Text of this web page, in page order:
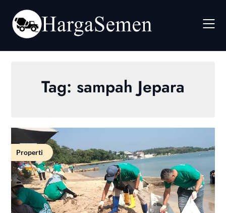
content
Tag: sampah Jepara
Properti